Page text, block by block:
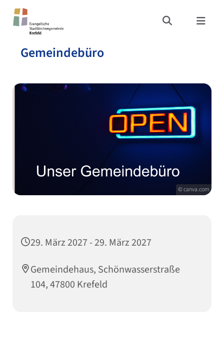
Gemeindebüro
© canva.com
29. März 2027 - 29. März 2027
Gemeindehaus, Schönwasserstraße
104, 47800 Krefeld